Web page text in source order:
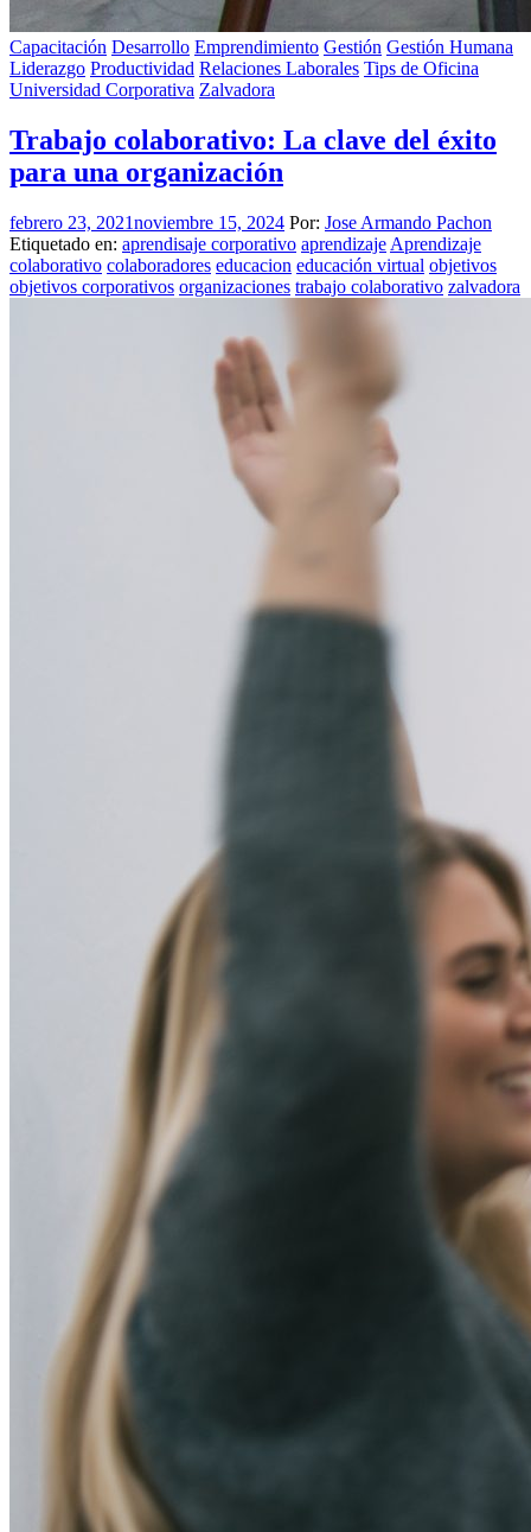
Capacitación Desarrollo Emprendimiento Gestión Gestión Humana
Liderazgo Productividad Relaciones Laborales Tips de Oficina
Universidad Corporativa Zalvadora
Trabajo colaborativo: La clave del éxito
para una organización
febrero 23, 2021noviembre 15, 2024 Por: Jose Armando Pachon
Etiquetado en: aprendisaje corporativo aprendizaje Aprendizaje
colaborativo colaboradores educacion educación virtual objetivos
objetivos corporativos organizaciones trabajo colaborativo zalvadora